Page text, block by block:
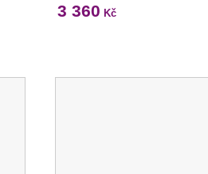
3 360 Kč